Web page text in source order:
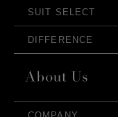
SUIT SELECT
DIFFERENCE